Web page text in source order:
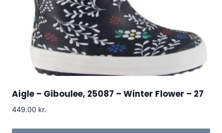
Aigle – Giboulee, 25087 – Winter Flower – 27
449.00 kr.